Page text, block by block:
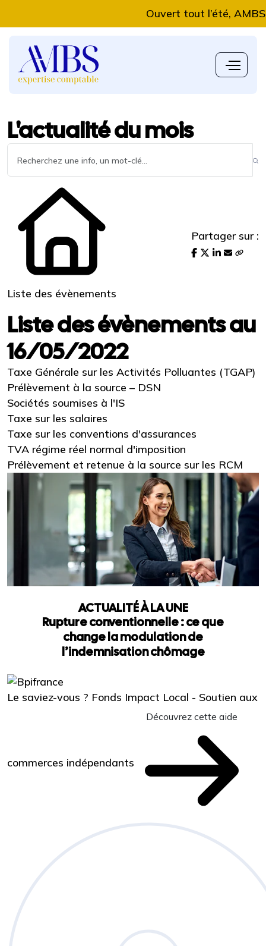
Ouvert tout l’été, AMBS
L'actualité du mois
Liste des évènements
Partager sur :
Liste des évènements au
16/05/2022
Taxe Générale sur les Activités Polluantes (TGAP)
Prélèvement à la source – DSN
Sociétés soumises à l'IS
Taxe sur les salaires
Taxe sur les conventions d'assurances
TVA régime réel normal d'imposition
Prélèvement et retenue à la source sur les RCM
ACTUALITÉ À LA UNE
Rupture conventionnelle : ce que
change la modulation de
l’indemnisation chômage
Le saviez-vous ? Fonds Impact Local - Soutien aux
commerces indépendants
Découvrez cette aide